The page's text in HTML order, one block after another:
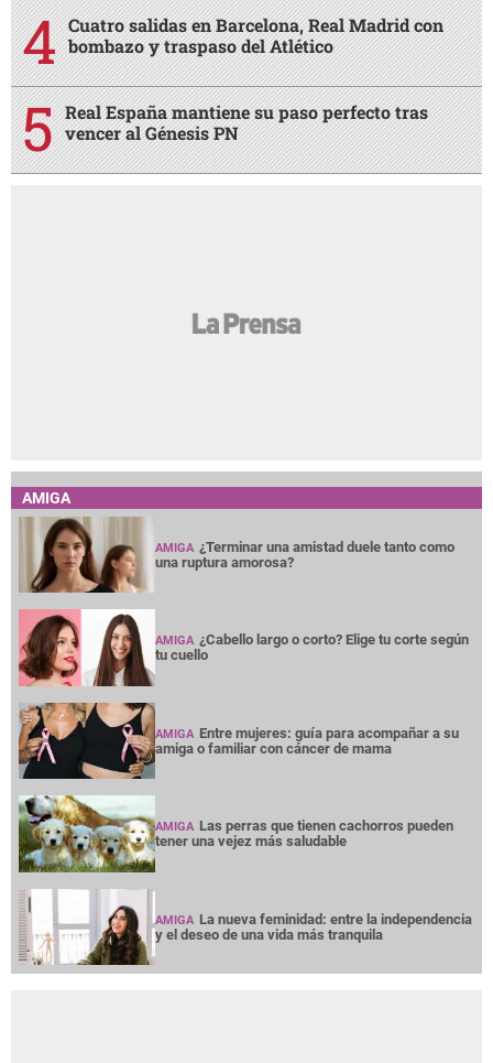
Cuatro salidas en Barcelona, Real Madrid con
bombazo y traspaso del Atlético
Real España mantiene su paso perfecto tras
vencer al Génesis PN
AMIGA
AMIGA ¿Terminar una amistad duele tanto como
una ruptura amorosa?
AMIGA ¿Cabello largo o corto? Elige tu corte según
tu cuello
AMIGA Entre mujeres: guía para acompañar a su
amiga o familiar con cáncer de mama
AMIGA Las perras que tienen cachorros pueden
tener una vejez más saludable
AMIGA La nueva feminidad: entre la independencia
y el deseo de una vida más tranquila